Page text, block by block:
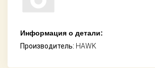
Информация о детали:
Производитель: HAWK